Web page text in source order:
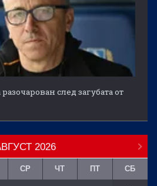
след загубата от
2026
СР ЧТ ПТ СБ